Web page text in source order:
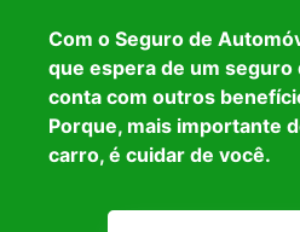
Com o Seguro de
que espera de um seguro
conta com outros
Porque, mais importante
carro, é cuidar de você.